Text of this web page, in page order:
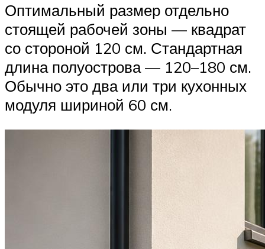
Оптимальный размер отдельно
стоящей рабочей зоны — квадрат
со стороной 120 см. Стандартная
длина полуострова — 120–180 см.
Обычно это два или три кухонных
модуля шириной 60 см.